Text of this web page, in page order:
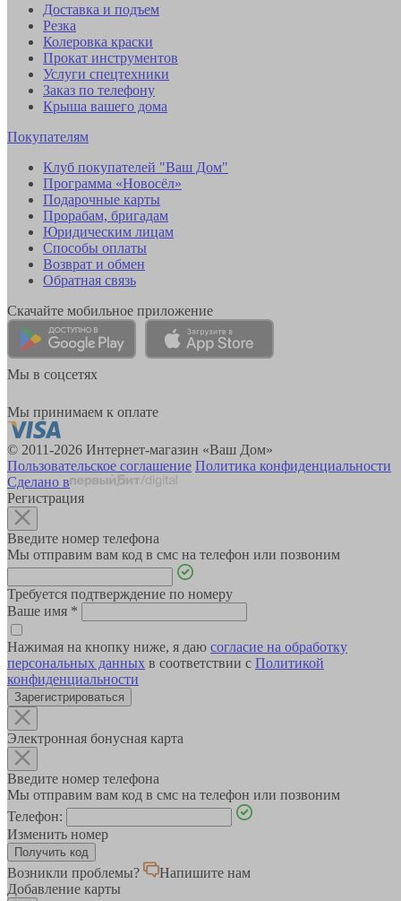
Доставка и подъем
Резка
Колеровка краски
Прокат инструментов
Услуги спецтехники
Заказ по телефону
Крыша вашего дома
Покупателям
Клуб покупателей "Ваш Дом"
Программа «Новосёл»
Подарочные карты
Прорабам, бригадам
Юридическим лицам
Способы оплаты
Возврат и обмен
Обратная связь
Скачайте мобильное приложение
Мы в соцсетях
Мы принимаем к оплате
© 2011-2026 Интернет-магазин «Ваш Дом»
Пользовательское соглашение Политика конфиденциальности
Сделано в
Регистрация
Введите номер телефона
Мы отправим вам код в смс на телефон или позвоним
Требуется подтверждение по номеру
Ваше имя *
Нажимая на кнопку ниже, я даю согласие на обработку
персональных данных в соответствии с Политикой
конфиденциальности
Зарегистрироваться
Электронная бонусная карта
Введите номер телефона
Мы отправим вам код в смс на телефон или позвоним
Телефон:
Изменить номер
Возникли проблемы?
Напишите нам
Добавление карты